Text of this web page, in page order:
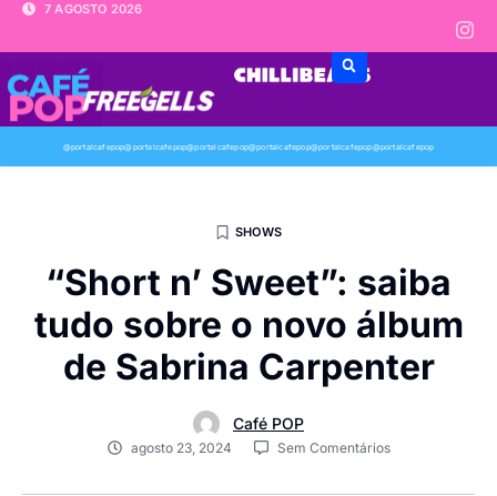
7 AGOSTO 2026
@portalcafepop@portalcafepop@portalcafepop@portalcafepop@portalcafepop@portalcafepop
SHOWS
“Short n’ Sweet”: saiba
tudo sobre o novo álbum
de Sabrina Carpenter
Café POP
agosto 23, 2024 Sem Comentários